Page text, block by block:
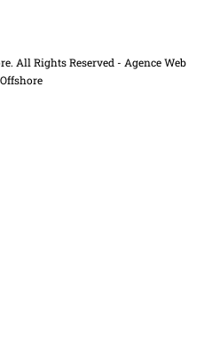
All Rights Reserved - Agence Web
Offshore